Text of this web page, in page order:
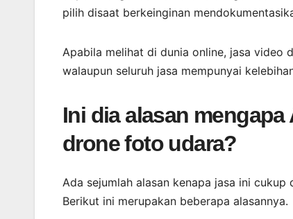
pilih disaat berkeinginan
Apabila melihat di dunia online, jasa video
walaupun seluruh jasa mempunyai
Ini dia alasan
drone foto udara?
Ada sejumlah alasan kenapa jasa ini
Berikut ini merupakan beberapa alasannya.